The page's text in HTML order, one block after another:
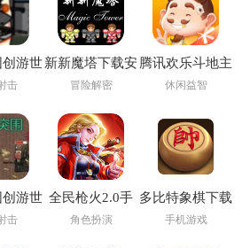
游世
击
新新魔塔下载安
卓版
冒险解密
腾讯欢乐斗地主
2026年新版
休闲益智
游世
击
全民枪火2.0手
游
角色扮演
多比特象棋下载
手机游戏